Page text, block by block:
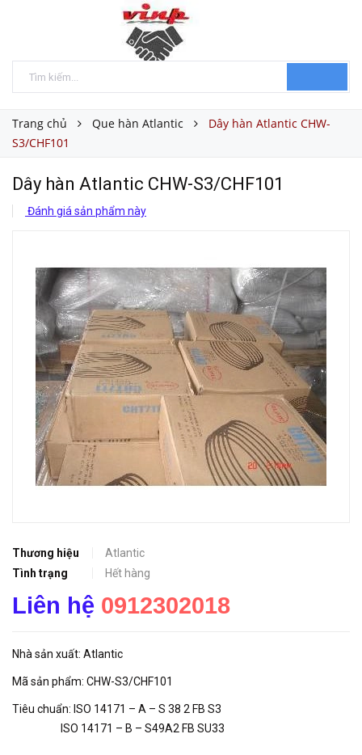
Trang chủ Que hàn Atlantic
Dây hàn Atlantic CHW-
S3/CHF101
Dây hàn Atlantic CHW-S3/CHF101
Đánh giá sản phẩm này
Thương hiệu
Atlantic
Tình trạng
Hết hàng
Liên hệ 0912302018
Nhà sản xuất: Atlantic
Mã sản phẩm: CHW-S3/CHF101
Tiêu chuẩn: ISO 14171 – A – S 38 2 FB S3
ISO 14171 – B – S49A2 FB SU33